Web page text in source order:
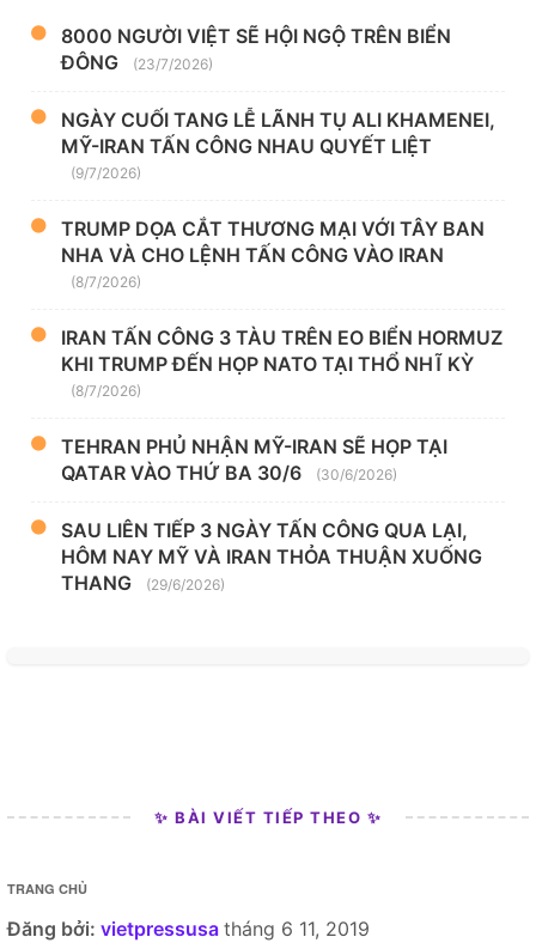
8000 NGƯỜI VIỆT SẼ HỘI NGỘ TRÊN BIỂN
ĐÔNG
(23/7/2026)
NGÀY CUỐI TANG LỄ LÃNH TỤ ALI KHAMENEI,
MỸ-IRAN TẤN CÔNG NHAU QUYẾT LIỆT
(9/7/2026)
TRUMP DỌA CẮT THƯƠNG MẠI VỚI TÂY BAN
NHA VÀ CHO LỆNH TẤN CÔNG VÀO IRAN
(8/7/2026)
IRAN TẤN CÔNG 3 TÀU TRÊN EO BIỂN HORMUZ
KHI TRUMP ĐẾN HỌP NATO TẠI THỔ NHĨ KỲ
(8/7/2026)
TEHRAN PHỦ NHẬN MỸ-IRAN SẼ HỌP TẠI
QATAR VÀO THỨ BA 30/6
(30/6/2026)
SAU LIÊN TIẾP 3 NGÀY TẤN CÔNG QUA LẠI,
HÔM NAY MỸ VÀ IRAN THỎA THUẬN XUỐNG
THANG
(29/6/2026)
✨ BÀI VIẾT TIẾP THEO ✨
TRANG CHỦ
Đăng bởi: vietpressusa tháng 6 11, 2019